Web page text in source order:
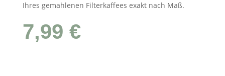
Ihres gemahlenen Filterkaffees exakt nach Maß.
7,99 €